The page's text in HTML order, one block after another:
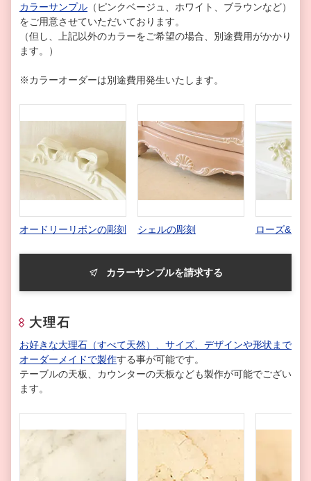
カラーサンプル （ピンクベージュ、ホワイト、ブラウンなど）
をご用意させていただいております。
（但し、上記以外のカラーをご希望の場合、別途費用がかかり
ます。）
※カラーオーダーは別途費用発生いたします。
オードリーリボンの彫刻 シェルの彫刻 ローズ&リ
カラーサンプルを請求する
大理石
お好きな大理石（すべて天然）、サイズ、デザインや形状まで
オーダーメイドで製作する事が可能です。
テーブルの天板、カウンターの天板なども製作が可能でござい
ます。